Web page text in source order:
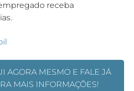
receba
AGORA MESMO E FALE JÁ
MAIS INFORMAÇÕES!